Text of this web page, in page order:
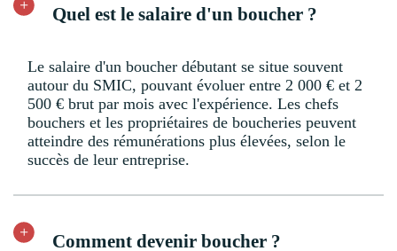
Quel est le salaire d'un boucher ?
Le salaire d'un boucher débutant se situe souvent
autour du SMIC, pouvant évoluer entre 2 000 € et 2
500 € brut par mois avec l'expérience. Les chefs
bouchers et les propriétaires de boucheries peuvent
atteindre des rémunérations plus élevées, selon le
succès de leur entreprise.
Comment devenir boucher ?